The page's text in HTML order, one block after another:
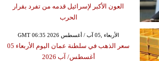
العون الأكبر لإسرائيل قدمه من تفرد بقرار
الحرب
GMT 06:35 2026 الأربعاء ,05 آب / أغسطس
سعر الذهب في سلطنة عمان اليوم الأربعاء 05
أغسطس/ آب 2026